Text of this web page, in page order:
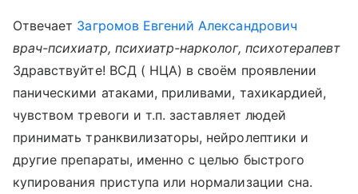
Отвечает Загромов Евгений Александрович
врач-психиатр, психиатр-нарколог, психотерапевт
Здравствуйте! ВСД ( НЦА) в своём проявлении
паническими атаками, приливами, тахикардией,
чувством тревоги и т.п. заставляет людей
принимать транквилизаторы, нейролептики и
другие препараты, именно с целью быстрого
купирования приступа или нормализации сна.